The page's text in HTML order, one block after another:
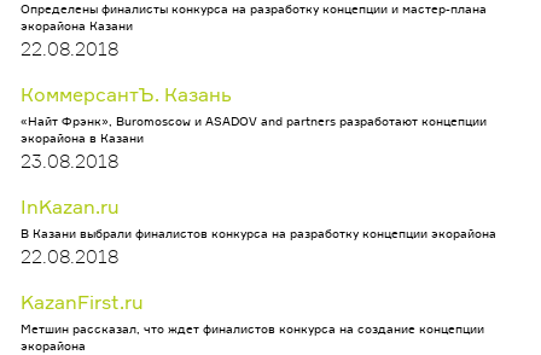
Определены финалисты конкурса на разработку концепции и мастер-плана
экорайона Казани
22.08.2018
КоммерсантЪ. Казань
«Найт Фрэнк», Buromoscow и ASADOV and partners разработают концепции
экорайона в Казани
23.08.2018
InKazan.ru
В Казани выбрали финалистов конкурса на разработку концепции экорайона
22.08.2018
KazanFirst.ru
Метшин рассказал, что ждет финалистов конкурса на создание концепции
экорайона